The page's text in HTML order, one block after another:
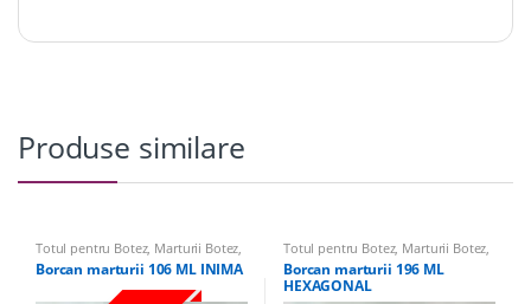
Produse similare
Totul pentru Botez, Marturii Botez,
Borcane marturii & Accesorii,
Borcane Marturii,Marturii Nunta
Borcan marturii 106 ML INIMA
Totul pentru Botez, Marturii Botez,
Borcane marturii & Accesorii
Borcane Marturii,Marturii Nunta
Borcan marturii 196 ML
HEXAGONAL